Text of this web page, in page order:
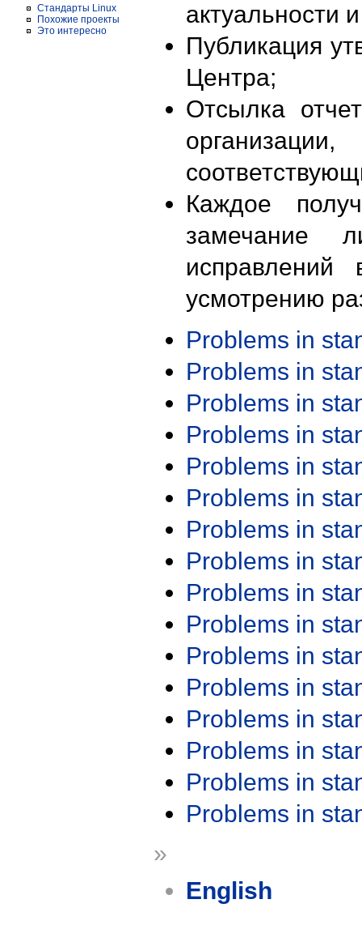
Стандарты Linux
Похожие проекты
Это интересно
актуальности
Публикация
Центра;
Отсылка
Каждое
замечание
исправлений
усмотрению
Problems in
Problems in
Problems in
Problems in
Problems in
Problems in
Problems in
Problems in
Problems in
Problems in
Problems in
Problems in
Problems in
Problems in
Problems in
Problems in
»
English